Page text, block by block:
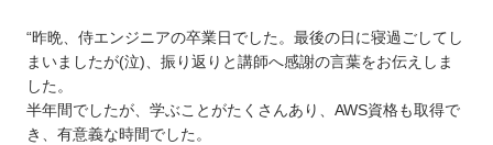
“昨晩、侍エンジニアの卒業日でした。最後の日に寝過ごしてし
まいましたが(泣)、振り返りと講師へ感謝の言葉をお伝えしま
した。
半年間でしたが、学ぶことがたくさんあり、AWS資格も取得で
き、有意義な時間でした。